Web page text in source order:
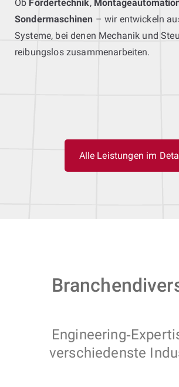
Ob Fördertechnik,
Sondermaschinen – wir entwickeln
Systeme, bei denen Mechanik und
reibungslos zusammenarbeiten.
Alle Leistungen im
verschiedenste